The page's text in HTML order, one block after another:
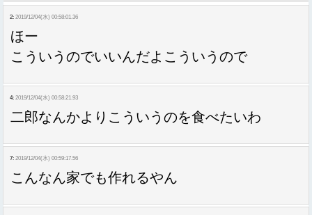
2: 2019/12/04(水) 00:58:01.36
ほー
こういうのでいいんだよこういうので
4: 2019/12/04(水) 00:58:21.93
二郎なんかよりこういうのを食べたいわ
7: 2019/12/04(水) 00:59:17.56
こんなん家でも作れるやん